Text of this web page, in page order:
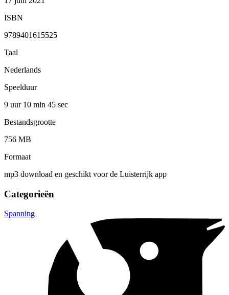
ISBN
9789401615525
Taal
Nederlands
Speelduur
9 uur 10 min 45 sec
Bestandsgrootte
756 MB
Formaat
mp3 download en geschikt voor de Luisterrijk app
Categorieën
Spanning